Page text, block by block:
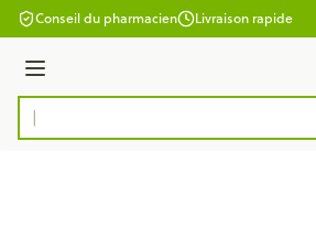
Aller au contenu
Conseil du pharmacien Livraison rapide
Menu
Rechercher